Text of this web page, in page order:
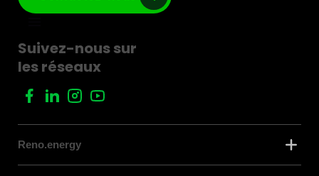
Suivez-nous sur
les réseaux
Reno.energy